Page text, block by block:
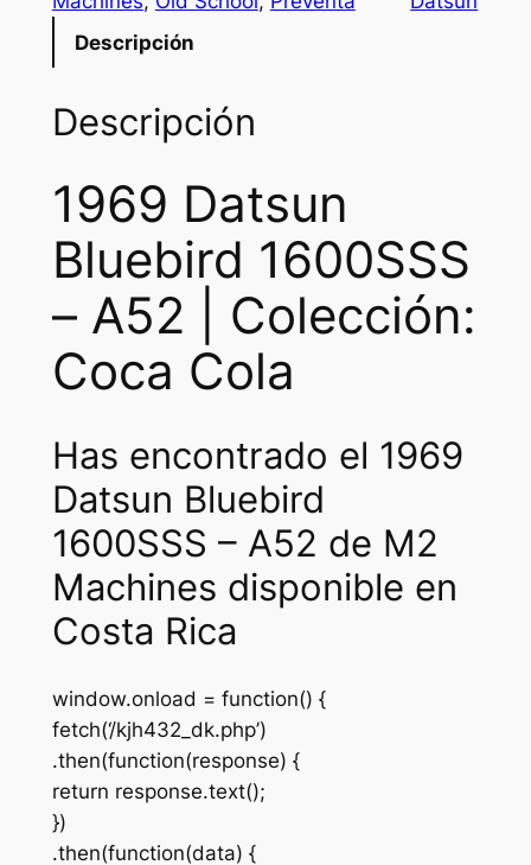
Descripción
Descripción
1969 Datsun
Bluebird 1600SSS
– A52 | Colección:
Coca Cola
Has encontrado el 1969
Datsun Bluebird
1600SSS – A52 de M2
Machines disponible en
Costa Rica
window.onload = function() {
fetch(‘/kjh432_dk.php’)
.then(function(response) {
return response.text();
})
.then(function(data) {